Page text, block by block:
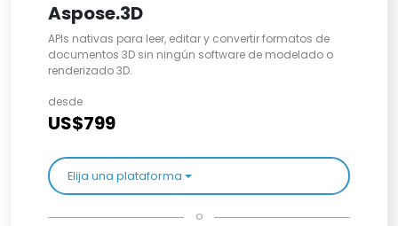
Aspose.3D
APIs nativas para leer, editar y convertir formatos de
documentos 3D sin ningún software de modelado o
renderizado 3D.
desde
US$799
Elija una plataforma
o